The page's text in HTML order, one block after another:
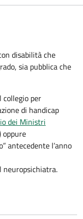
disabilità che
sia pubblica che
collegio per
di handicap
dei Ministri
oppure
antecedente l’anno
neuropsichiatra.